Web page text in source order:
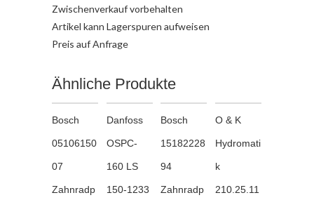
Zwischenverkauf vorbehalten
Artikel kann Lagerspuren aufweisen
Preis auf Anfrage
Ähnliche Produkte
Bosch
05106150
07
Zahnradp
Danfoss
OSPC-
160 LS
150-1233
Bosch
15182228
94
Zahnradp
O & K
Hydromati
k
210.25.11